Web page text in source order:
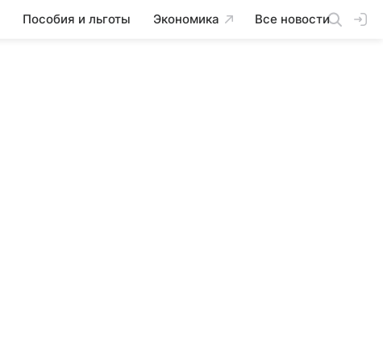
Пособия и льготы Экономика Все новости